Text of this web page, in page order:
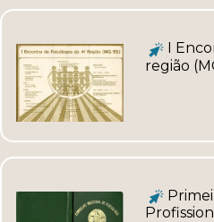
I